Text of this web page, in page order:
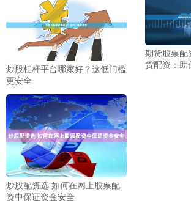
炒股杠杆平台哪家好？这低门槛
更安全
期货股票配
货配资：助
炒股配资选 如何在网上股票配
资中保证资金安全